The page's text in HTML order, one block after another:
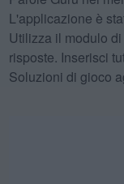
L'applicazione è
Utilizza il modulo
risposte. Inserisci
Soluzioni di gioco